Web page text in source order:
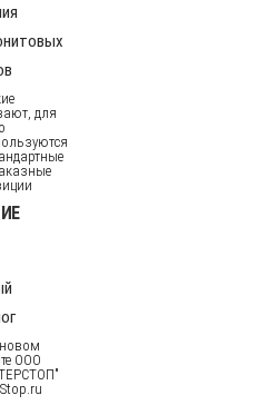
для
ООО